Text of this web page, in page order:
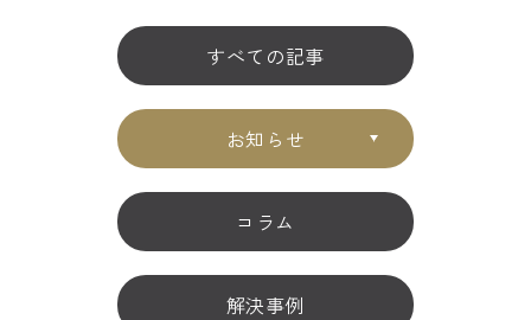
すべての記事
お知らせ
コラム
解決事例